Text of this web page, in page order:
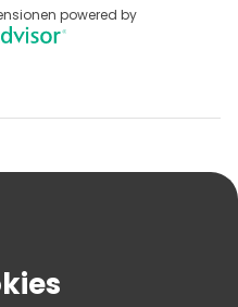
powered by